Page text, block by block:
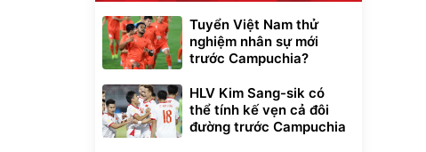
Tuyển Việt Nam thử
nghiệm nhân sự mới
trước Campuchia?
HLV Kim Sang-sik có
thể tính kế vẹn cả đôi
đường trước Campuchia